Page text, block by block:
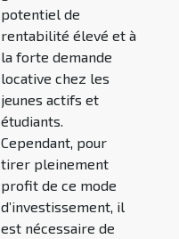
potentiel de
rentabilité élevé et à
la forte demande
locative chez les
jeunes actifs et
étudiants.
Cependant, pour
tirer pleinement
profit de ce mode
d’investissement, il
est nécessaire de